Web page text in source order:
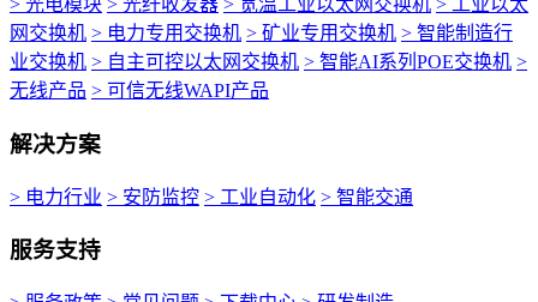
> 光电模块 > 光纤收发器 > 宽温工业以太网交换机 > 工业以太
网交换机 > 电力专用交换机 > 矿业专用交换机 > 智能制造行
业交换机 > 自主可控以太网交换机 > 智能AI系列POE交换机 >
无线产品 > 可信无线WAPI产品
解决方案
> 电力行业 > 安防监控 > 工业自动化 > 智能交通
服务支持